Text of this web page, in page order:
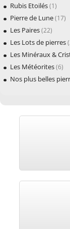
Rubis Etoilés(1)
Pierre de Lune(17)
Les Paires(22)
Les Lots de pierres
Les Minéraux &
Les Météorites(6)
Nos plus belles